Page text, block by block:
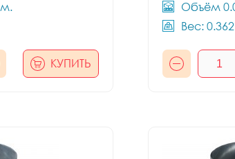
КУПИТЬ
Объём
Вес: 0.362